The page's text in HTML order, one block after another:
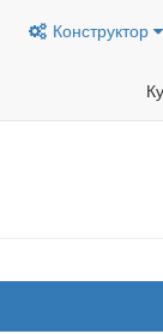
Конструктор